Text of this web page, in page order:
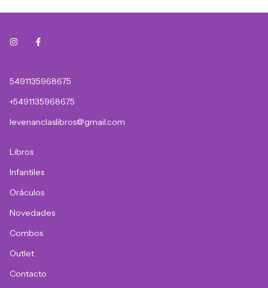
5491135968675
+5491135968675
levenanclaslibros@gmail.com
Libros
Infantiles
Oráculos
Novedades
Combos
Outlet
Contacto